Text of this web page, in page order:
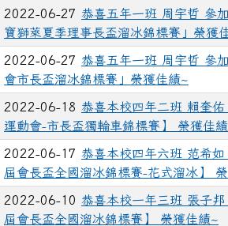
2022-06-27 恭喜五年一班 周宇哲 參
寶獅萊夏季理事長盃溜冰錦標賽」榮獲
2022-06-27 恭喜五年一班 周宇哲 參
會市長盃溜冰錦標賽」榮獲佳績~
2022-06-18 恭喜本校四年二班 賴奎
運動會-市長盃獨輪車錦標賽】 榮獲佳
2022-06-17 恭喜本校四年六班 范希
屆會長盃全國溜冰錦標賽-花式溜冰】
2022-06-10 恭喜本校一年三班 張子
屆會長盃全國溜冰錦標賽】 榮獲佳績~